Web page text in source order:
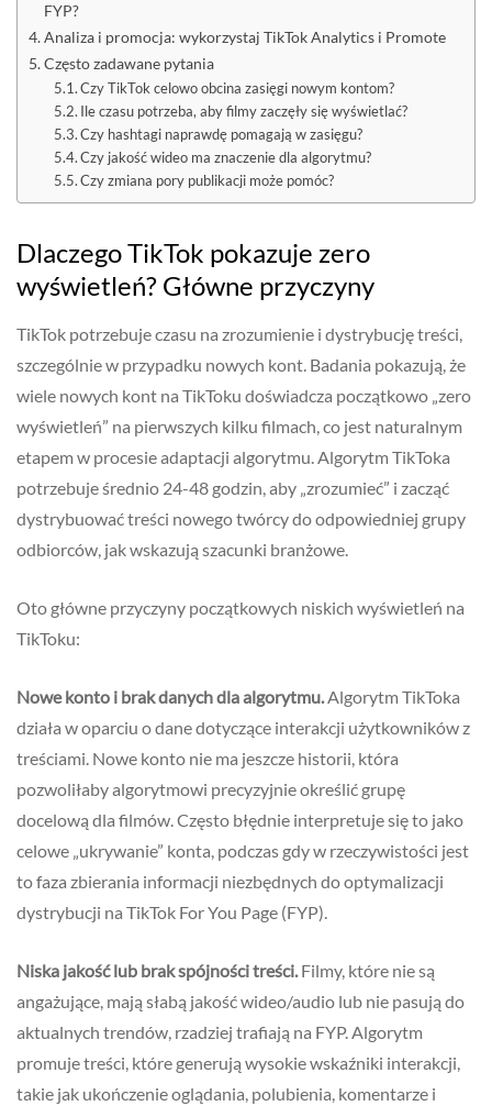
FYP?
Analiza i promocja: wykorzystaj TikTok Analytics i Promote
Często zadawane pytania
Czy TikTok celowo obcina zasięgi nowym kontom?
Ile czasu potrzeba, aby filmy zaczęły się wyświetlać?
Czy hashtagi naprawdę pomagają w zasięgu?
Czy jakość wideo ma znaczenie dla algorytmu?
Czy zmiana pory publikacji może pomóc?
Dlaczego TikTok pokazuje zero
wyświetleń? Główne przyczyny
TikTok potrzebuje czasu na zrozumienie i dystrybucję treści,
szczególnie w przypadku nowych kont. Badania pokazują, że
wiele nowych kont na TikToku doświadcza początkowo „zero
wyświetleń” na pierwszych kilku filmach, co jest naturalnym
etapem w procesie adaptacji algorytmu. Algorytm TikToka
potrzebuje średnio 24-48 godzin, aby „zrozumieć” i zacząć
dystrybuować treści nowego twórcy do odpowiedniej grupy
odbiorców, jak wskazują szacunki branżowe.
Oto główne przyczyny początkowych niskich wyświetleń na
TikToku:
Nowe konto i brak danych dla algorytmu.Algorytm TikToka
działa w oparciu o dane dotyczące interakcji użytkowników z
treściami. Nowe konto nie ma jeszcze historii, która
pozwoliłaby algorytmowi precyzyjnie określić grupę
docelową dla filmów. Często błędnie interpretuje się to jako
celowe „ukrywanie” konta, podczas gdy w rzeczywistości jest
to faza zbierania informacji niezbędnych do optymalizacji
dystrybucji na TikTok For You Page (FYP).
Niska jakość lub brak spójności treści.Filmy, które nie są
angażujące, mają słabą jakość wideo/audio lub nie pasują do
aktualnych trendów, rzadziej trafiają na FYP. Algorytm
promuje treści, które generują wysokie wskaźniki interakcji,
takie jak ukończenie oglądania, polubienia, komentarze i